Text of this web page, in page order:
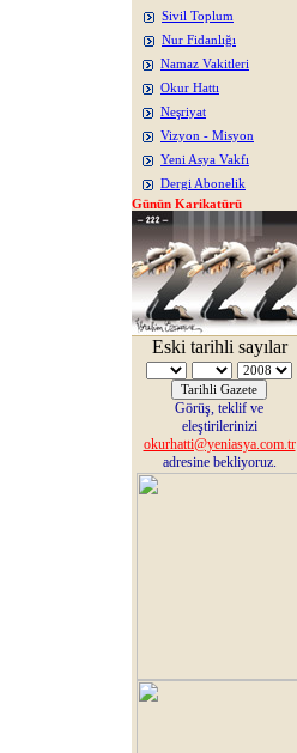
Sivil Toplum
Nur Fidanlığı
Namaz Vakitleri
Okur Hattı
Neşriyat
Vizyon - Misyon
Yeni Asya Vakfı
Dergi Abonelik
Günün Karikatürü
Eski tarihli sayılar
Görüş, teklif ve
eleştirilerinizi
okurhatti@yeniasya.com.tr
adresine bekliyoruz.